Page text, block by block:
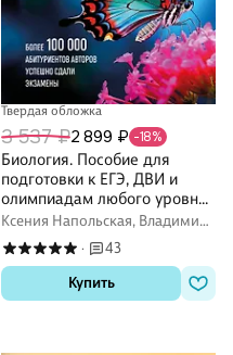
Твердая обложка
3 537 ₽2 899 ₽ -18%
Биология. Пособие для
подготовки к ЕГЭ, ДВИ и
олимпиадам любого уровня
сложности
Ксения Напольская, Владимир
Пасечник
·
43
Купить